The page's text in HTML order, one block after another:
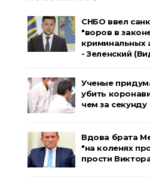
СНБО ввел
"воров в
криминальных
- Зеленский
Ученые
убить
чем за секунду
Вдова брата
"на коленях
прости